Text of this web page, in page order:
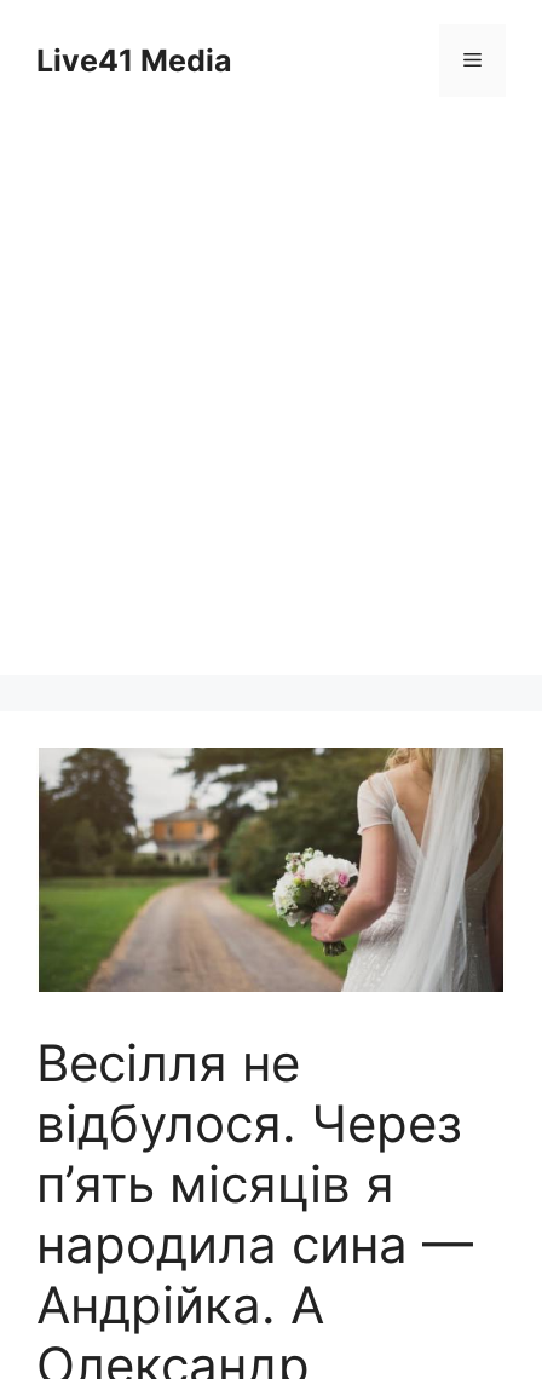
contentLive41 Media Menu
Bесілля не
відбулося. Через
п’ять місяців я
наpодила сина —
Андрійка. А
Олександр